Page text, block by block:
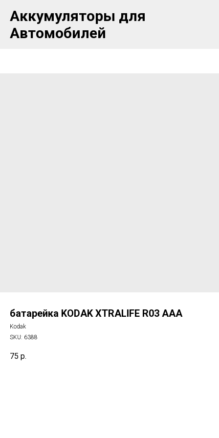
Аккумуляторы для
Автомобилей
батарейка KODAK XTRALIFE R03 AAA
Kodak
SKU: 6388
75 р.